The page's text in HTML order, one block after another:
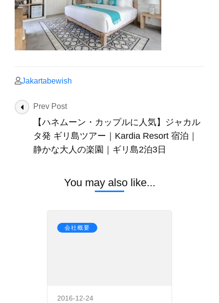
Jakartabewish
Post
Navigation
Prev Post
【ハネムーン・カップルに人気】ジャカル
タ発 ギリ島ツアー｜Kardia Resort 宿泊｜
静かな大人の楽園｜ギリ島2泊3日
You may also like...
会社概要
2016-12-24